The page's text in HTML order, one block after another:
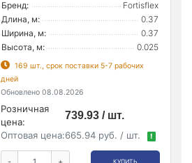
Бренд:
Fortisflex
Длина, м:
0.37
Ширина, м:
0.37
Высота, м:
0.025
169 шт., срок поставки 5-7 рабочих
дней
Обновлено 08.08.2026
Розничная
цена:
739.93 / шт.
Оптовая цена:665.94 руб. / шт. !